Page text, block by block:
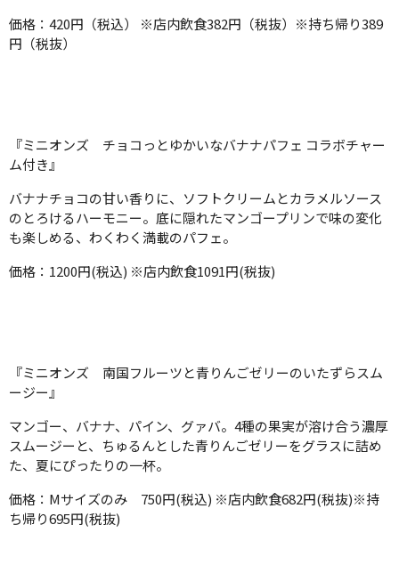
価格：420円（税込） ※店内飲食382円（税抜）※持ち帰り389
円（税抜）
『ミニオンズ チョコっとゆかいなバナナパフェ コラボチャー
ム付き』
バナナチョコの甘い香りに、ソフトクリームとカラメルソース
のとろけるハーモニー。底に隠れたマンゴープリンで味の変化
も楽しめる、わくわく満載のパフェ。
価格：1200円(税込) ※店内飲食1091円(税抜)
『ミニオンズ 南国フルーツと青りんごゼリーのいたずらスム
ージー​』
マンゴー、バナナ、パイン、グァバ。4種の果実が溶け合う濃厚
スムージーと、ちゅるんとした青りんごゼリーをグラスに詰め
た、夏にぴったりの一杯。
価格：Mサイズのみ 750円(税込) ※店内飲食682円(税抜)※持
ち帰り695円(税抜)